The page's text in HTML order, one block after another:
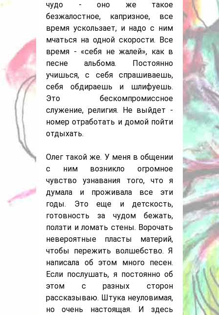
чудо - оно же такое
безжалостное, капризное, все
время ускользает, и надо с ним
мчаться на одной скорости. Все
время - «себя не жалей», как в
песне альбома. Постоянно
учишься, с себя спрашиваешь,
себя обдираешь и шлифуешь.
Это бескомпромиссное
служение, религия. Не выйдет -
номер отработать и домой пойти
отдыхать.
Олег такой же. У меня в общении
с ним возникло огромное
чувство узнавания того, что я
думала и проживала все эти
годы. Это еще и детскость,
готовность за чудом бежать,
ползти и ломать стены. Ворочать
невероятные пласты материй,
чтобы пережить волшебство. Я
написала об этом много песен.
Если послушать, я постоянно об
этом с разных сторон
рассказываю. Штука неуловимая,
но очень настоящая. И здесь